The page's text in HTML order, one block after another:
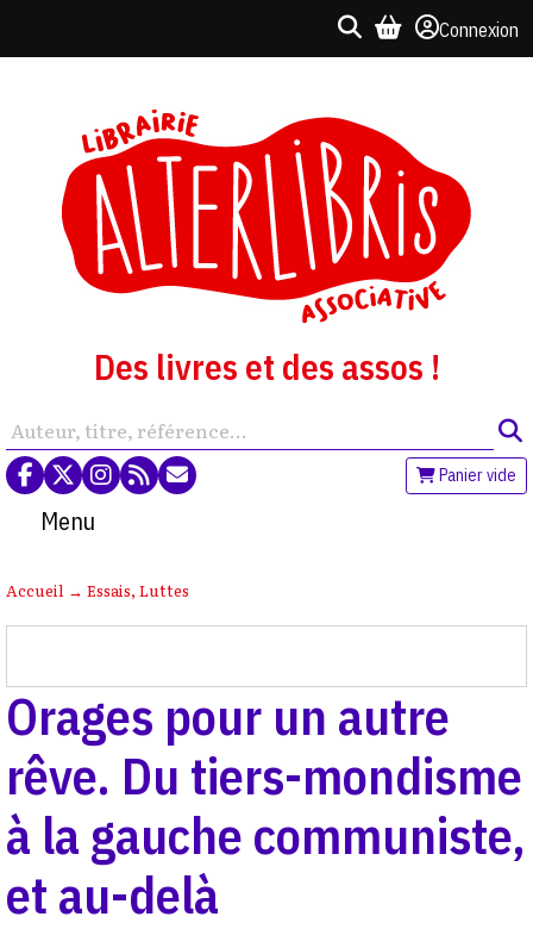
Connexion
Des livres et des assos !
Panier vide
Menu
Accueil → Essais, Luttes
Orages pour un autre
rêve. Du tiers-mondisme
à la gauche communiste,
et au-delà